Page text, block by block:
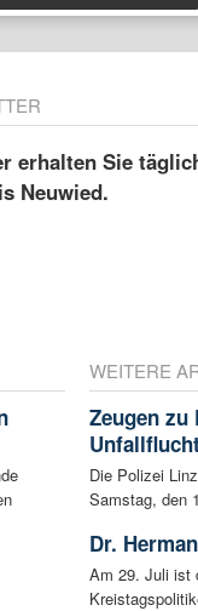
erhalten Sie
Neuwied.
WEITERE
Zeugen zu
Die Polizei
Samstag, den
Dr.
Am 29. Juli ist